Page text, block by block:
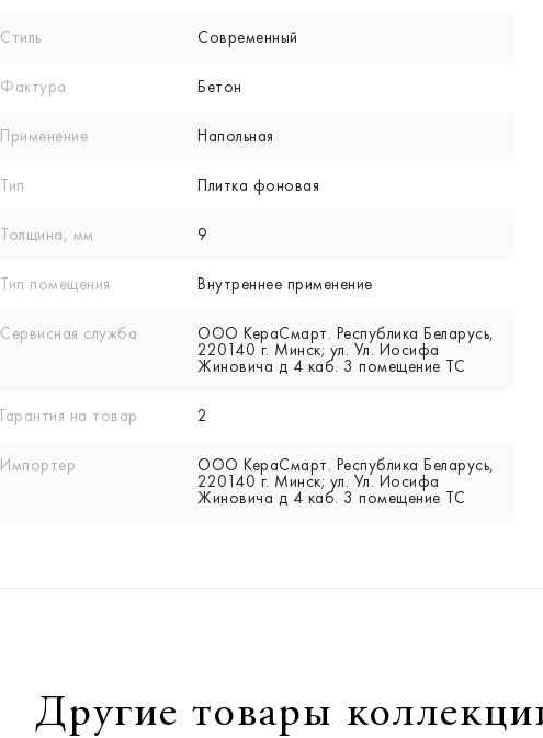
Стиль Современный
Фактура Бетон
Применение Напольная
Тип Плитка фоновая
Толщина, мм 9
Тип помещения Внутреннее применение
Сервисная служба
ООО КераСмарт. Республика Беларусь,
220140 г. Минск; ул. Ул. Иосифа
Жиновича д 4 каб. 3 помещение ТС
Гарантия на товар 2
Импортер
ООО КераСмарт. Республика Беларусь,
220140 г. Минск; ул. Ул. Иосифа
Жиновича д 4 каб. 3 помещение ТС
Другие товары